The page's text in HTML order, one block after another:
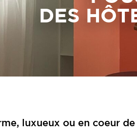
DES
luxueux ou en coeur